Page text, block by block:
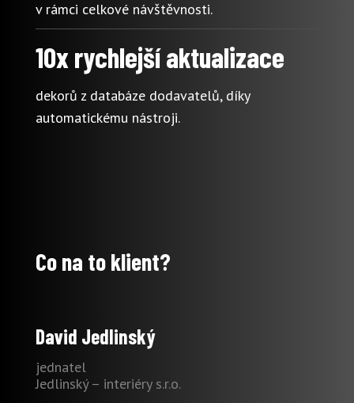
v rámci celkové návštěvnosti.
10x rychlejší aktualizace
dekorů z databáze dodavatelů, díky
automatickému nástroji.
Co na to klient?
David Jedlinský
jednatel
Jedlinský – interiéry s.r.o.